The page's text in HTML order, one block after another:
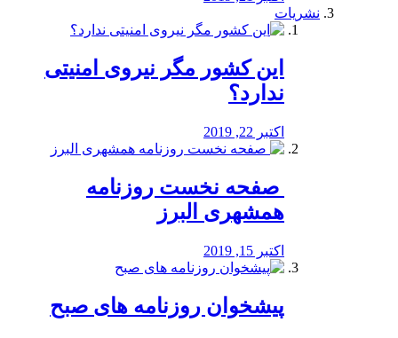
نشریات
این کشور مگر نیروی امنیتی
ندارد؟
اکتبر 22, 2019
️ صفحه نخست روزنامه‌
همشهری البرز
اکتبر 15, 2019
پیشخوان روزنامه های صبح